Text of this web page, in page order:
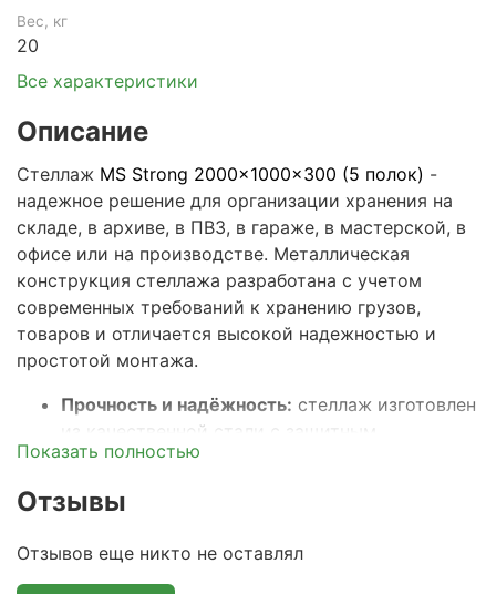
Вес, кг
20
Все характеристики
Описание
Стеллаж MS Strong 2000x1000x300 (5 полок) -
надежное решение для организации хранения на
складе, в архиве, в ПВЗ, в гараже, в мастерской, в
офисе или на производстве. Металлическая
конструкция стеллажа разработана с учетом
современных требований к хранению грузов,
товаров и отличается высокой надежностью и
простотой монтажа.
Прочность и надёжность: стеллаж изготовлен
из качественной стали с защитным
покрытием, что гарантирует устойчивость к
Максимальная распределенная нагрузка на
общую нагрузку до 750кг.
Показать полностью
Отзывы
Отзывов еще никто не оставлял